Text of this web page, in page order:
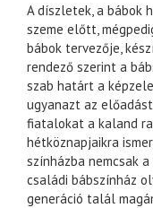
A díszletek, a bábok
szeme előtt,
bábok tervezője,
rendező szerint a
szab határt a
ugyanazt az
fiatalokat a kaland
hétköznapjaikra
színházba nemcsak
családi bábszínház
generáció talál